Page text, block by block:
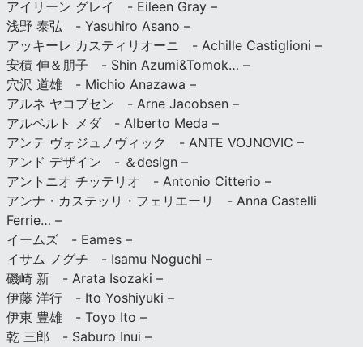
アイリーン グレイ - Eileen Gray –
浅野 泰弘 - Yasuhiro Asano –
アッキーレ カスティリオーニ - Achille Castiglioni –
安積 伸＆朋子 - Shin Azumi&Tomok… –
穴沢 道雄 - Michio Anazawa –
アルネ ヤコブセン - Arne Jacobsen –
アルベルト メダ - Alberto Meda –
アンテ ヴォジュノヴィック - ANTE VOJNOVIC –
アンド デザイン - ＆design –
アントニオ チッテリオ - Antonio Citterio –
アンナ・カステッリ・フェリエーリ - Anna Castelli
Ferrie… –
イームズ - Eames –
イサム ノグチ - Isamu Noguchi –
磯崎 新 - Arata Isozaki –
伊藤 洋行 - Ito Yoshiyuki –
伊東 豊雄 - Toyo Ito –
乾 三郎 - Saburo Inui –